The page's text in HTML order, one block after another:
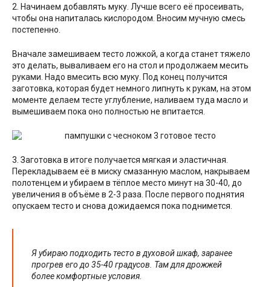
2. Начинаем добавлять муку. Лучше всего её просеивать,
чтобы она напиталась кислородом. Вносим мучную смесь
постепенно.
Вначале замешиваем тесто ложкой, а когда станет тяжело
это делать, вываливаем его на стол и продолжаем месить
руками. Надо вмесить всю муку. Под конец получится
заготовка, которая будет немного липнуть к рукам, на этом
моменте делаем тесте углубление, наливаем туда масло и
вымешиваем пока оно полностью не впитается.
3. Заготовка в итоге получается мягкая и эластичная.
Перекладываем её в миску смазанную маслом, накрываем
полотенцем и убираем в тёплое место минут на 30-40, до
увеличения в объёме в 2-3 раза. После первого поднятия
опускаем тесто и снова дожидаемся пока поднимется.
Я убираю подходить тесто в духовой шкаф, заранее
прогрев его до 35-40 градусов. Там для дрожжей
более комфортные условия.